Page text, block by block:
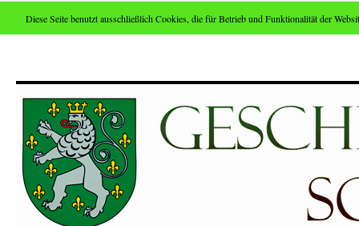
Zum
Inhalt
Diese Seite benutzt ausschließlich Cookies, die für Betrieb und Funktionalität der